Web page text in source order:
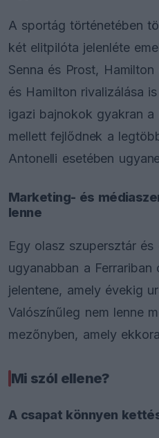
A sportág történetében
két elitpilóta jelenléte
Senna és Prost,
és Hamilton rivalizálása
igazi bajnokok gyakran
mellett fejlődnek a
Antonelli esetében
Marketing- és
lenne
Egy olasz szupersztár
ugyanabban a Ferrariban
jelentene, amely évekig
Valószínűleg nem lenne
mezőnyben, amely
Mi szól ellene?
A csapat könnyen